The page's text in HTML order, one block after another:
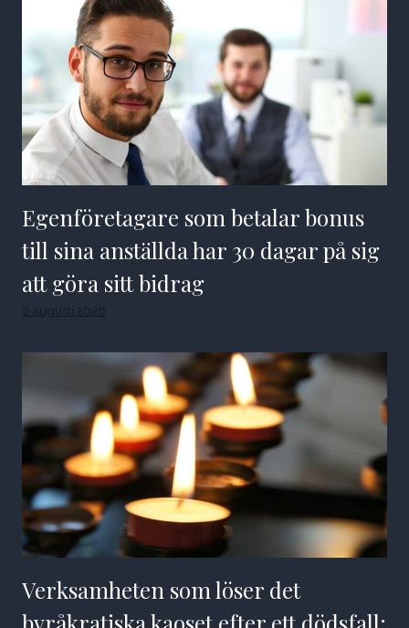
Egenföretagare som betalar bonus
till sina anställda har 30 dagar på sig
att göra sitt bidrag
8 augusti 2026
Verksamheten som löser det